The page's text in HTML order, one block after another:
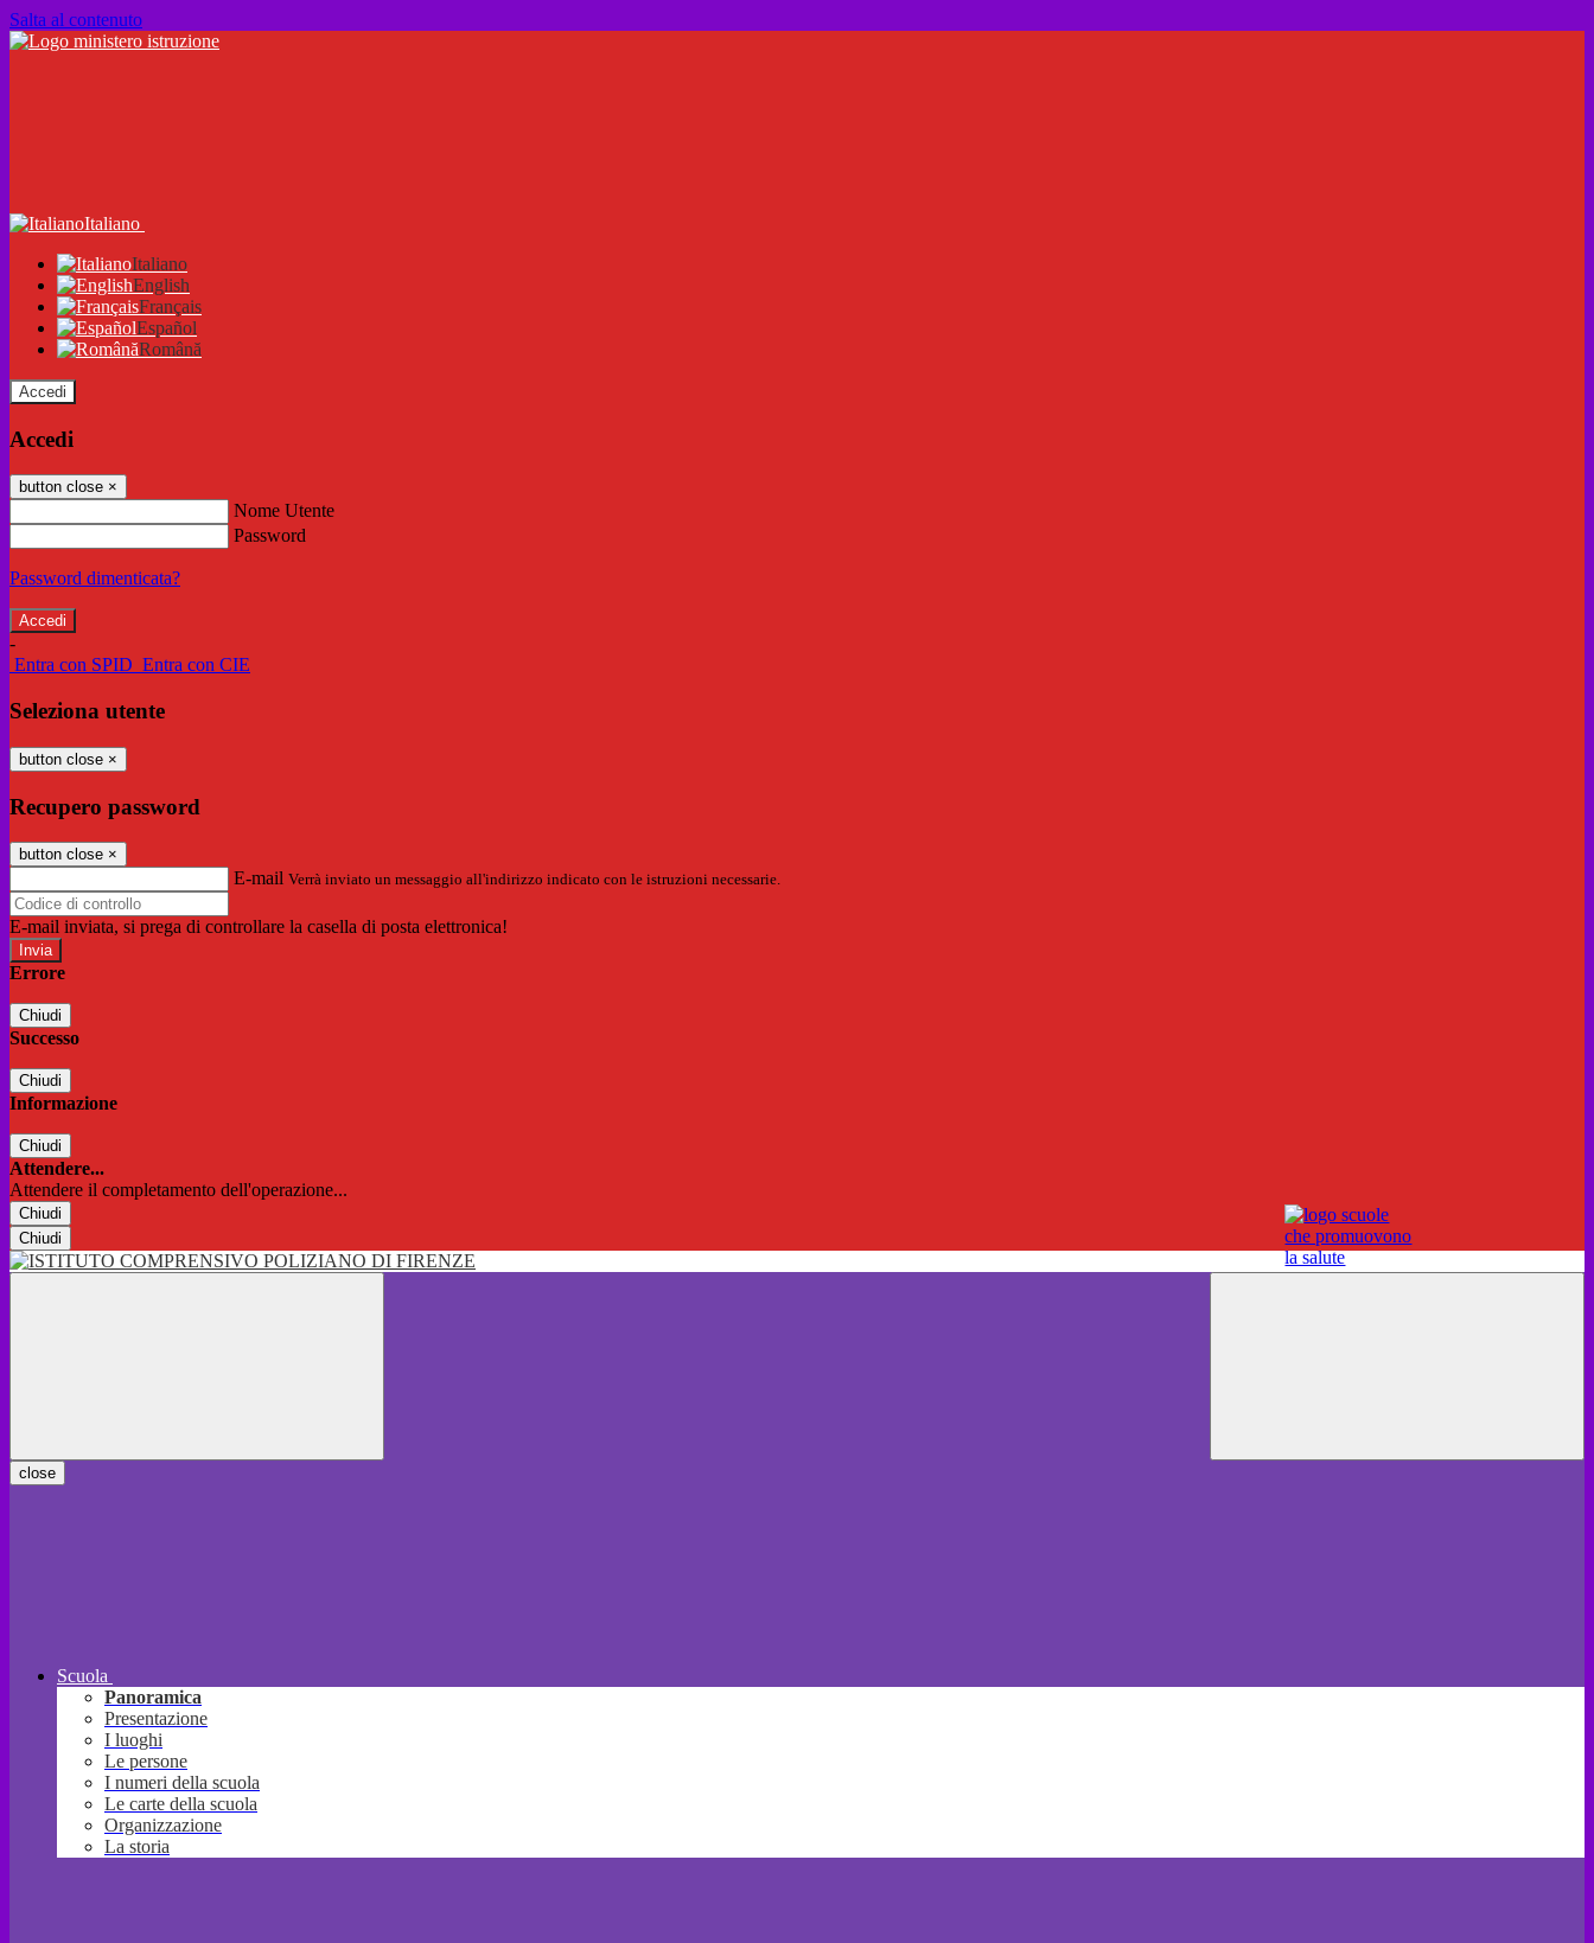
Salta al contenuto
Italiano
Italiano
English
Français
Español
Română
Accedi
Accedi
button close ×
Nome Utente
Password
Password dimenticata?
-
Entra con SPID Entra con CIE
Seleziona utente
button close ×
Recupero password
button close ×
E-mail Verrà inviato un messaggio all'indirizzo indicato con le istruzioni necessarie.
E-mail inviata, si prega di controllare la casella di posta elettronica!
Errore
Chiudi
Successo
Chiudi
Informazione
Chiudi
Attendere...
Attendere il completamento dell'operazione...
Chiudi
Chiudi
close
Scuola
Panoramica
Presentazione
I luoghi
Le persone
I numeri della scuola
Le carte della scuola
Organizzazione
La storia